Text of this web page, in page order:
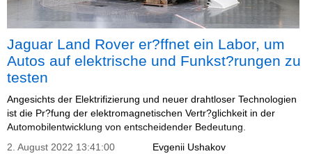
Jaguar Land Rover er?ffnet ein Labor, um
Autos auf elektrische und Funkst?rungen zu
testen
Angesichts der Elektrifizierung und neuer drahtloser Technologien
ist die Pr?fung der elektromagnetischen Vertr?glichkeit in der
Automobilentwicklung von entscheidender Bedeutung.
Evgenii Ushakov
2. August 2022 13:41:00